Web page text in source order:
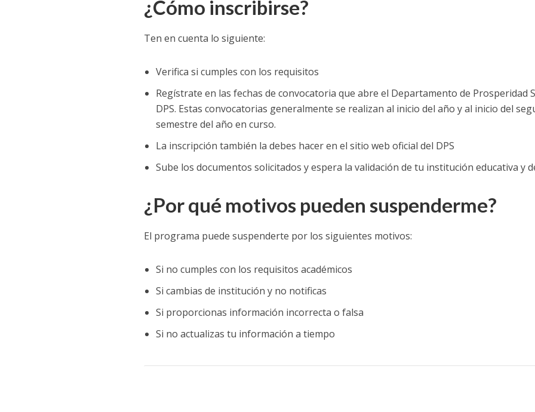
¿Cómo inscribirse?
Ten en cuenta lo siguiente:
Verifica si cumples con los requisitos
Regístrate en las fechas de convocatoria que abre el Departamento de Prosperidad
DPS. Estas convocatorias generalmente se realizan al inicio del año y al inicio del
semestre del año en curso.
La inscripción también la debes hacer en el sitio web oficial del DPS
Sube los documentos solicitados y espera la validación de tu institución educativa y
¿Por qué motivos pueden suspenderme?
El programa puede suspenderte por los siguientes motivos:
Si no cumples con los requisitos académicos
Si cambias de institución y no notificas
Si proporcionas información incorrecta o falsa
Si no actualizas tu información a tiempo